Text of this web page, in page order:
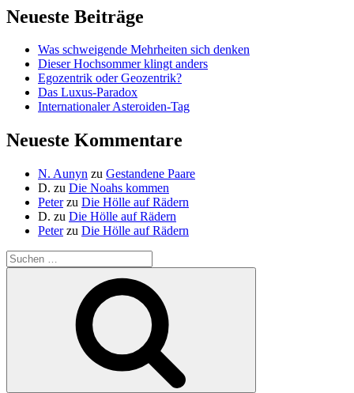
Neueste Beiträge
Was schweigende Mehrheiten sich denken
Dieser Hochsommer klingt anders
Egozentrik oder Geozentrik?
Das Luxus-Paradox
Internationaler Asteroiden-Tag
Neueste Kommentare
N. Aunyn zu Gestandene Paare
D. zu Die Noahs kommen
Peterzu Die Hölle auf Rädern
D. zu Die Hölle auf Rädern
Peterzu Die Hölle auf Rädern
Suche
nach: